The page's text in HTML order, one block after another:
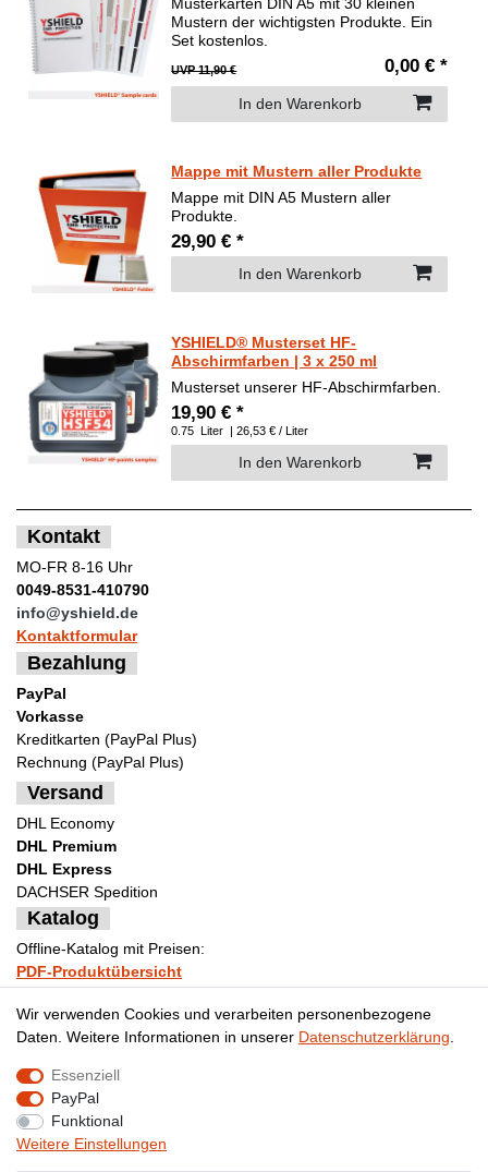
Mustern der wichtigsten Produkte. Ein
Set kostenlos.
UVP 11,90 € 0,00 € *
In den Warenkorb
Mappe mit Mustern aller Produkte
Mappe mit DIN A5 Mustern aller
Produkte.
29,90 € *
In den Warenkorb
YSHIELD® Musterset HF-
Abschirmfarben | 3 x 250 ml
Musterset unserer HF-Abschirmfarben.
19,90 € *
0.75 Liter | 26,53 € / Liter
In den Warenkorb
Kontakt
MO-FR 8-16 Uhr
0049-8531-410790
info@yshield.de
Kontaktformular
Bezahlung
PayPal
Vorkasse
Kreditkarten (PayPal Plus)
Rechnung (PayPal Plus)
Versand
DHL Economy
DHL Premium
DHL Express
DACHSER Spedition
Katalog
Offline-Katalog mit Preisen:
PDF-Produktübersicht
Impressum
Widerrufs­recht
Wir verwenden Cookies und verarbeiten personenbezogene
Daten. Weitere Informationen in unserer Daten­schutz­erklärung
Essenziell
PayPal
Funktional
Weitere Einstellungen